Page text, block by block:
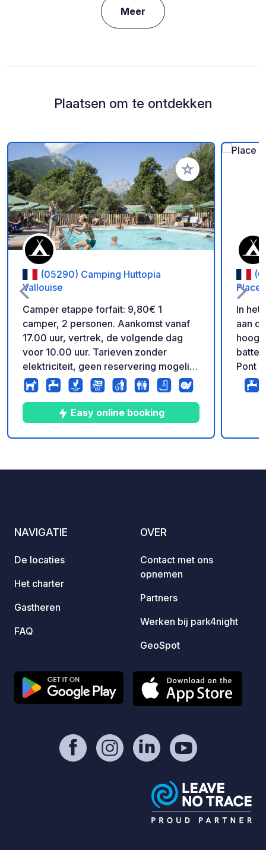
Meer
Plaatsen om te ontdekken
Voeg toe aan je
(05290) Camping Huttopia
Vallouise
Camper etappe forfait: 9,80€ 1
camper, 2 personen. Aankomst vanaf
17.00 uur, vertrek, de volgende dag
voor 10.00 uur. Tarieven zonder
elektriciteit, geen reservering mogelijk.
Geldig voor een nacht op een normale
staplaats Aanbieding geldig 27/05 till
26/06 & from 30/08 till 28/09
Easy online booking
Places
In het
aan
Pont
NAVIGATIE
De locaties
Het charter
Gastheren
FAQ
OVER
Contact met ons
opnemen
Partners
Werken bij park4night
GeoSpot